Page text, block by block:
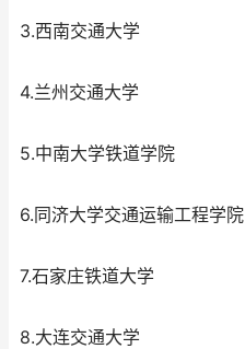
3.西南交通大学
4.兰州交通大学
5.中南大学铁道学院
6.同济大学交通运输工程学院
7.石家庄铁道大学
8.大连交通大学